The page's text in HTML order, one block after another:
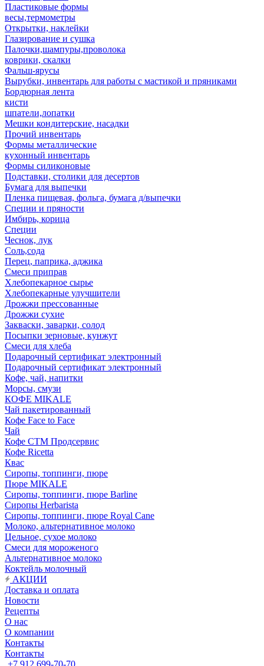
Пластиковые формы
весы,термометры
Открытки, наклейки
Глазирование и сушка
Палочки,шампуры,проволока
коврики, скалки
Фальш-ярусы
Вырубки, инвентарь для работы с мастикой и пряниками
Бордюрная лента
кисти
шпатели,лопатки
Мешки кондитерские, насадки
Прочий инвентарь
Формы металлические
кухонный инвентарь
Формы силиконовые
Подставки, столики для десертов
Бумага для выпечки
Пленка пищевая, фольга, бумага д/выпечки
Специи и пряности
Имбирь, корица
Специи
Чеснок, лук
Соль,сода
Перец, паприка, аджика
Смеси приправ
Хлебопекарное сырье
Хлебопекарные улучшители
Дрожжи прессованные
Дрожжи сухие
Закваски, заварки, солод
Посыпки зерновые, кунжут
Смеси для хлеба
Подарочный сертификат электронный
Подарочный сертификат электронный
Кофе, чай, напитки
Морсы, смузи
КОФЕ MIKALE
Чай пакетированный
Кофе Face to Face
Чай
Кофе СТМ Продсервис
Кофе Ricetta
Квас
Сиропы, топпинги, пюре
Пюре MIKALE
Сиропы, топпинги, пюре Barline
Сиропы Herbarista
Сиропы, топпинги, пюре Royal Cane
Молоко, альтернативное молоко
Цельное, сухое молоко
Смеси для мороженого
Альтернативное молоко
Коктейль молочный
АКЦИИ
Доставка и оплата
Новости
Рецепты
О нас
О компании
Контакты
Контакты
+7 912 699-70-70